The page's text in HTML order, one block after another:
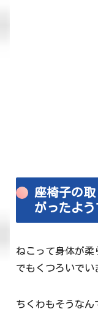
座椅子の
がったよ
ねこって身体が柔
でもくつろいでい
ちくわもそうなん